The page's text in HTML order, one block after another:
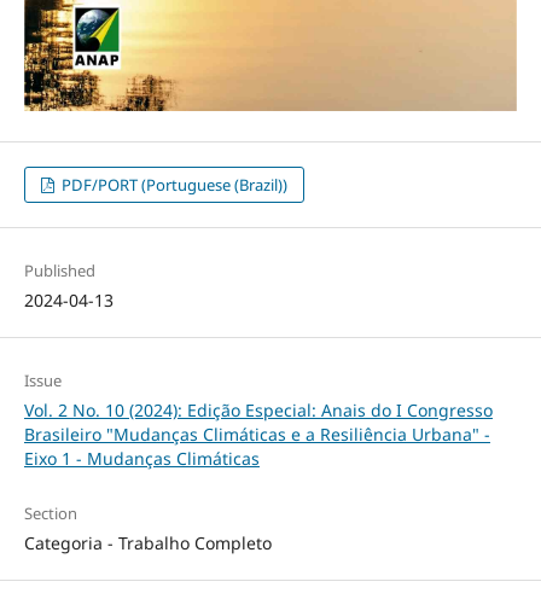
PDF/PORT (Portuguese (Brazil))
Published
2024-04-13
Issue
Vol. 2 No. 10 (2024): Edição Especial: Anais do I Congresso
Brasileiro "Mudanças Climáticas e a Resiliência Urbana" -
Eixo 1 - Mudanças Climáticas
Section
Categoria - Trabalho Completo